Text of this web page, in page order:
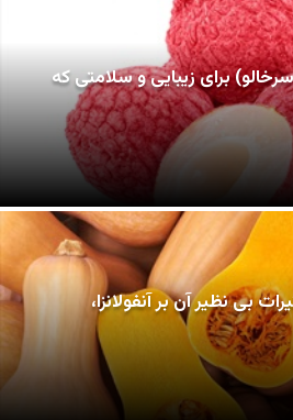
برای زیبایی و سلامتی که
بی نظیر آن بر آنفولانزا،